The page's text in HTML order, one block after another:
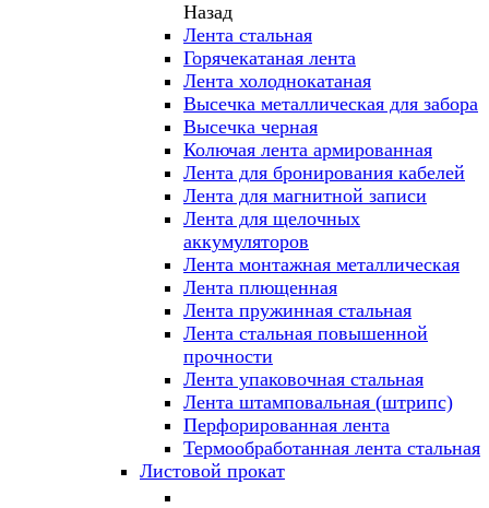
Назад
Лента стальная
Горячекатаная лента
Лента холоднокатаная
Высечка металлическая для забора
Высечка черная
Колючая лента армированная
Лента для бронирования кабелей
Лента для магнитной записи
Лента для щелочных
аккумуляторов
Лента монтажная металлическая
Лента плющенная
Лента пружинная стальная
Лента стальная повышенной
прочности
Лента упаковочная стальная
Лента штамповальная (штрипс)
Перфорированная лента
Термообработанная лента стальная
Листовой прокат